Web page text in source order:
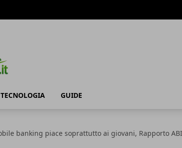
TECNOLOGIA GUIDE
banking piace soprattutto ai giovani, Rapporto